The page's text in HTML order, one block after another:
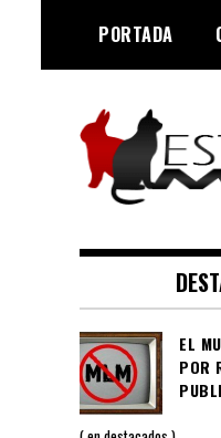
contenido
PORTADA
Estafas
piramidales
EL
POR